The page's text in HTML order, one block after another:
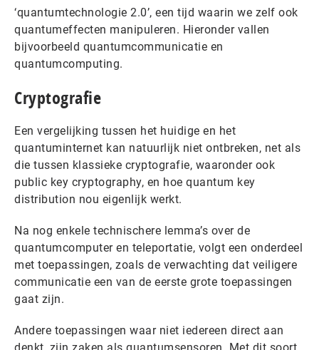
‘quantumtechnologie 2.0’, een tijd waarin we zelf ook
quantumeffecten manipuleren. Hieronder vallen
bijvoorbeeld quantumcommunicatie en
quantumcomputing.
Cryptografie
Een vergelijking tussen het huidige en het
quantuminternet kan natuurlijk niet ontbreken, net als
die tussen klassieke cryptografie, waaronder ook
public key cryptography, en hoe quantum key
distribution nou eigenlijk werkt.
Na nog enkele technischere lemma’s over de
quantumcomputer en teleportatie, volgt een onderdeel
met toepassingen, zoals de verwachting dat veiligere
communicatie een van de eerste grote toepassingen
gaat zijn.
Andere toepassingen waar niet iedereen direct aan